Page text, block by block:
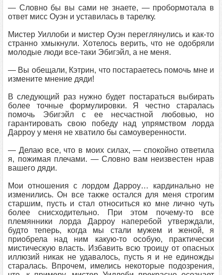
— Словно бы вы сами не знаете, — пробормотала в
ответ мисс Оуэн и уставилась в тарелку.
Мистер Уиллоби и мистер Оуэн переглянулись и как-то
странно хмыкнули. Хотелось верить, что не одобряли
молодые люди все-таки Эбигэйл, а не меня.
— Вы обещали, Кэтрин, что постараетесь помочь мне и
измените мнение дяди!
В следующий раз нужно будет постараться выбирать
более точные формулировки. Я честно старалась
помочь Эбигэйл с ее несчастной любовью, но
гарантировать свою победу над упрямством лорда
Дарроу у меня не хватило бы самоуверенности.
— Делаю все, что в моих силах, — спокойно ответила
я, пожимая плечами. — Словно вам неизвестен нрав
вашего дяди.
Мои отношения с лордом Дарроу… кардинально не
изменились. Он все также остался для меня строгим
старшим, пусть и стал относиться ко мне лично чуть
более снисходительно. При этом почему-то все
племянники лорда Дарроу наперебой утверждали,
будто теперь, когда мы стали мужем и женой, я
приобрела над ним какую-то особую, практически
мистическую власть. Избавить всю троицу от опасных
иллюзий никак не удавалось, пусть я и не единожды
старалась. Впрочем, имелись некоторые подозрения,